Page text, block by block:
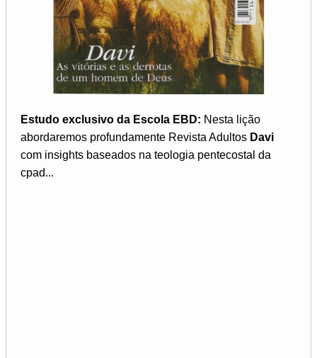
Estudo exclusivo da Escola EBD: Nesta lição
abordaremos profundamente Revista Adultos Davi
com insights baseados na teologia pentecostal da
cpad...